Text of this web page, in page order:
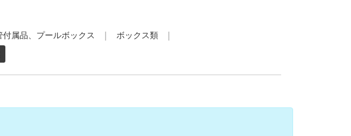
付属品、プールボックス | ボックス類
|